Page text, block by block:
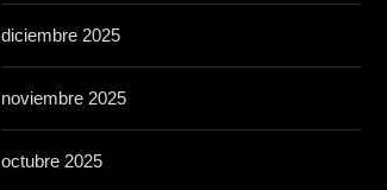
diciembre 2025
noviembre 2025
octubre 2025